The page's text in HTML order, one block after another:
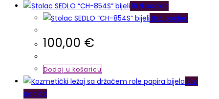
Brzi pogled
Brzi pogled
100,00 €
Dodaj u košaricu
Brzi
pogled